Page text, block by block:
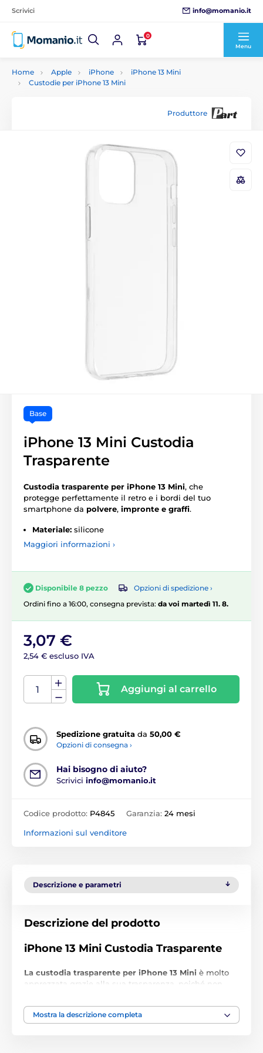
Scrivici info@momanio.it
0
Menu
Home Apple iPhone
iPhone 13 Mini
Custodie per iPhone 13 Mini
Produttore
Base
iPhone 13 Mini Custodia
Trasparente
Custodia trasparente per iPhone 13 Mini, che
protegge perfettamente il retro e i bordi del tuo
smartphone da polvere, impronte e graffi.
Materiale: silicone
Maggiori informazioni ›
Disponibile 8 pezzo
Opzioni di spedizione ›
Ordini fino a 16:00, consegna prevista: da voi martedì 11. 8.
3,07 €
2,54 € escluso IVA
Aggiungi al carrello
Spedizione gratuita da 50,00 €
Opzioni di consegna ›
Hai bisogno di aiuto?
Scrivici info@momanio.it
Codice prodotto: P4845 Garanzia: 24 mesi
Informazioni sul venditore
Descrizione e parametri
Descrizione del prodotto
iPhone 13 Mini Custodia Trasparente
La custodia trasparente per iPhone 13 Mini è molto
apprezzata grazie alla sua trasparenza, poiché non
La cover trasparente per iPhone 13 Mini
offre al tuo
smartphone una protezione perfetta delle parti
Mostra la descrizione completa